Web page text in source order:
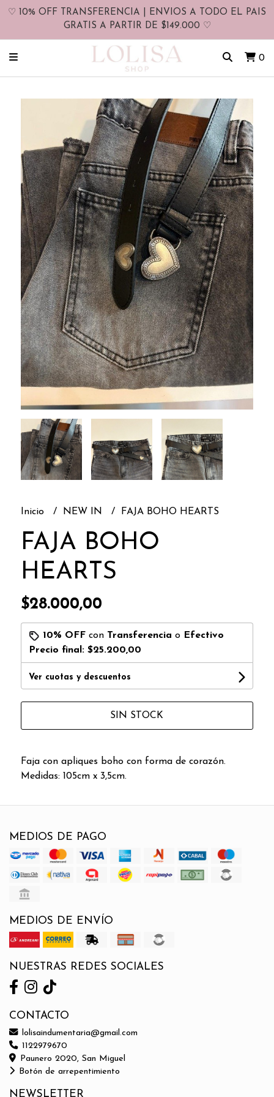
♡ 10% OFF TRANSFERENCIA | ENVIOS A TODO EL PAIS
GRATIS A PARTIR DE $149.000 ♡
0
Inicio NEW IN FAJA BOHO HEARTS
FAJA BOHO
HEARTS
$28.000,00
10% OFFcon Transferencia o Efectivo
Precio final: $25.200,00
Ver cuotas y descuentos
SIN STOCK
Faja con apliques boho con forma de corazón.
Medidas: 105cm x 3,5cm.
MEDIOS DE PAGO
MEDIOS DE ENVÍO
NUESTRAS REDES SOCIALES
CONTACTO
lolisaindumentaria@gmail.com
1122979670
Paunero 2020, San Miguel
Botón de arrepentimiento
NEWSLETTER